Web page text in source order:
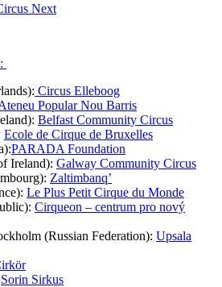
Next
Circus Elleboog
Popular Nou Barris
Belfast Community Circus
Ecole de Cirque de Bruxelles
PARADA Foundation
Ireland): Galway Community Circus
Zaltimbanq’
Le Plus Petit Cirque du Monde
Cirqueon – centrum pro nový
(Russian Federation): Upsala
Sorin Sirkus